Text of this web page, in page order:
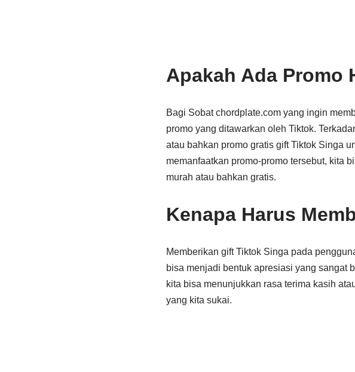
Apakah Ada Promo
Bagi Sobat chordplate.com yang ingin
promo yang ditawarkan oleh Tiktok.
atau bahkan promo gratis gift Tiktok Singa
memanfaatkan promo-promo tersebut, kita
murah atau bahkan gratis.
Kenapa Harus
Memberikan gift Tiktok Singa pada
bisa menjadi bentuk apresiasi yang sangat
kita bisa menunjukkan rasa terima kasih
yang kita sukai.